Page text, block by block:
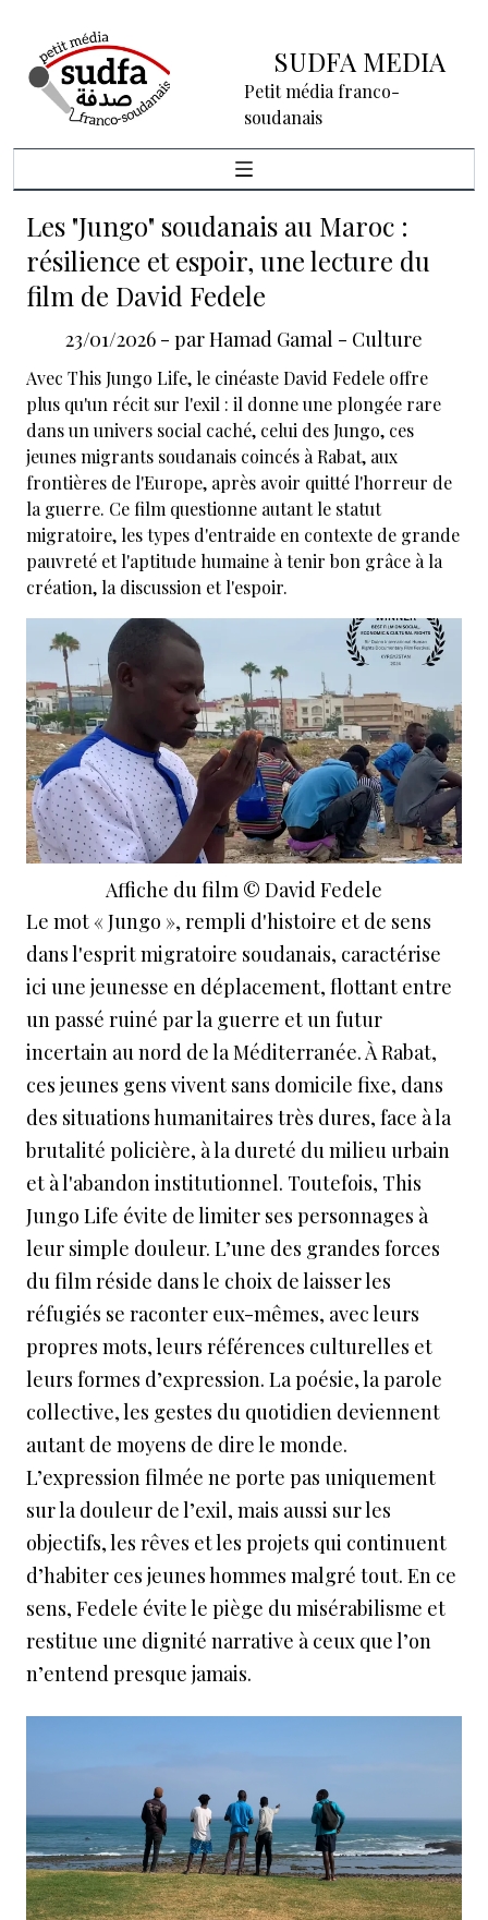
SUDFA MEDIA
Petit média franco-
soudanais
Les "Jungo" soudanais au Maroc :
résilience et espoir, une lecture du
film de David Fedele
23/01/2026 - parHamad Gamal - Culture
Avec This Jungo Life, le cinéaste David Fedele offre
plus qu'un récit sur l'exil : il donne une plongée rare
dans un univers social caché, celui des Jungo, ces
jeunes migrants soudanais coincés à Rabat, aux
frontières de l'Europe, après avoir quitté l'horreur de
la guerre. Ce film questionne autant le statut
migratoire, les types d'entraide en contexte de grande
pauvreté et l'aptitude humaine à tenir bon grâce à la
création, la discussion et l'espoir.
Affiche du film © David Fedele
Le mot « Jungo », rempli d'histoire et de sens
dans l'esprit migratoire soudanais, caractérise
ici une jeunesse en déplacement, flottant entre
un passé ruiné par la guerre et un futur
incertain au nord de la Méditerranée. À Rabat,
ces jeunes gens vivent sans domicile fixe, dans
des situations humanitaires très dures, face à la
brutalité policière, à la dureté du milieu urbain
et à l'abandon institutionnel. Toutefois, This
Jungo Life évite de limiter ses personnages à
leur simple douleur. L’une des grandes forces
du film réside dans le choix de laisser les
réfugiés se raconter eux-mêmes, avec leurs
propres mots, leurs références culturelles et
leurs formes d’expression. La poésie, la parole
collective, les gestes du quotidien deviennent
autant de moyens de dire le monde.
L’expression filmée ne porte pas uniquement
sur la douleur de l’exil, mais aussi sur les
objectifs, les rêves et les projets qui continuent
d’habiter ces jeunes hommes malgré tout. En ce
sens, Fedele évite le piège du misérabilisme et
restitue une dignité narrative à ceux que l’on
n’entend presque jamais.